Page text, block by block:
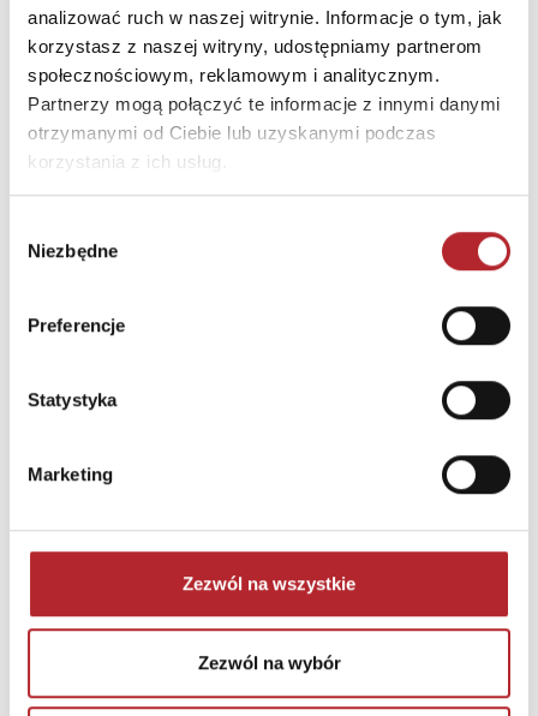
analizować ruch w naszej witrynie. Informacje o tym, jak
korzystasz z naszej witryny, udostępniamy partnerom
społecznościowym, reklamowym i analitycznym.
Partnerzy mogą połączyć te informacje z innymi danymi
otrzymanymi od Ciebie lub uzyskanymi podczas
korzystania z ich usług.
zgody
Niezbędne
Preferencje
Statystyka
Marketing
Zezwól na wszystkie
Zezwól na wybór
Sug. cena det.
Zaloguj się, aby kupić
NAJCZĘŚCIEJ KUPOWANE zobacz więcej
TOP 100
TOP 100